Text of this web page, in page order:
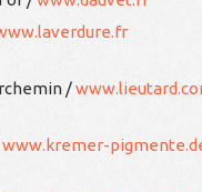
/
www.kremer-